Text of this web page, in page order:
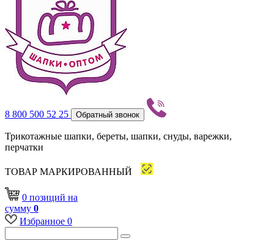
8 800 500 52 25 Обратный звонок
Трикотажные шапки, береты, шапки, снуды, варежки,
перчатки
ТОВАР МАРКИРОВАННЫЙ
0 позиций на
сумму 0
Избранное 0